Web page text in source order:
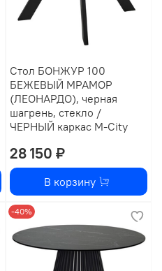
Стол БОНЖУР 100
БЕЖЕВЫЙ МРАМОР
(ЛЕОНАРДО), черная
шагрень, стекло /
ЧЕРНЫЙ каркас М-City
28 150 ₽
В корзину
-40%